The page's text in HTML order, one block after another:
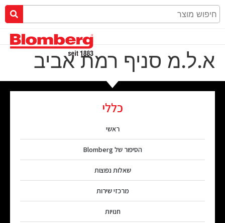
א.ל.מ סניף רמת אביב
כללי
ראשי
הסיפור של Blomberg
שאלות נפוצות
מרכזי שירות
חנויות